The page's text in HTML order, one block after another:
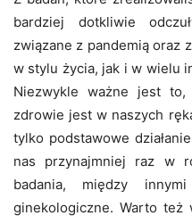
bardziej dotkliwie
związane z pandemią oraz
w stylu życia, jak i w wielu
Niezwykle ważne jest to,
zdrowie jest w naszych
tylko podstawowe
nas przynajmniej raz w
badania, między
ginekologiczne. Warto też